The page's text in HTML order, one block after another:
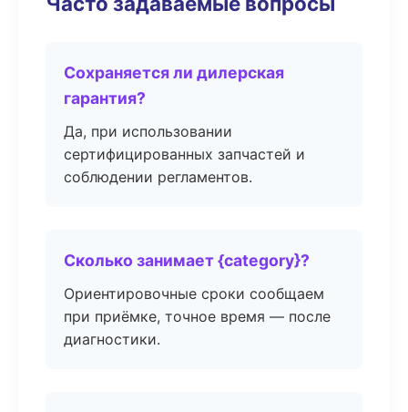
Сохраняется ли дилерская
гарантия?
Да, при использовании
сертифицированных запчастей и
соблюдении регламентов.
Сколько занимает {category}?
Ориентировочные сроки сообщаем
при приёмке, точное время — после
диагностики.